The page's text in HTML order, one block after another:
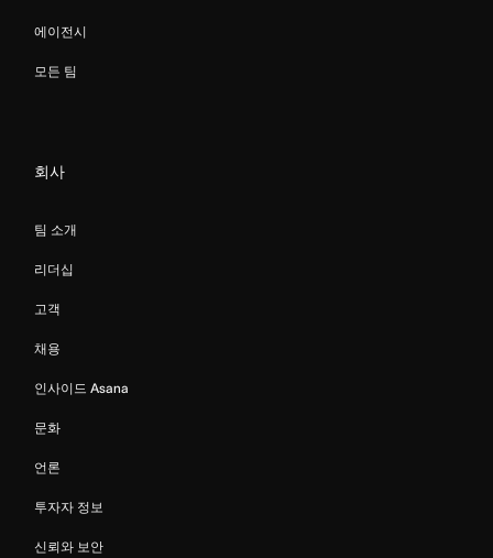
에이전시
모든 팀
회사
팀 소개
리더십
고객
채용
인사이드 Asana
문화
언론
투자자 정보
신뢰와 보안